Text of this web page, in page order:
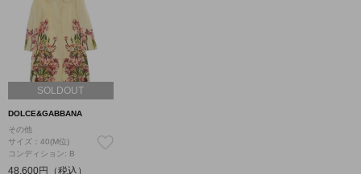
SOLDOUT
DOLCE&GABBANA
その他
サイズ：40(M位)
コンディション: B
48,600円（税込）